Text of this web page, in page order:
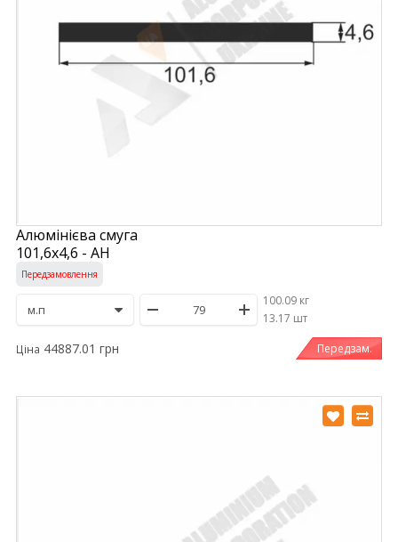
Алюмінієва смуга
101,6х4,6 - АН
Передзамовлення
100.09 кг
/13.17 шт
Ціна 44887.01 грн Передзам.